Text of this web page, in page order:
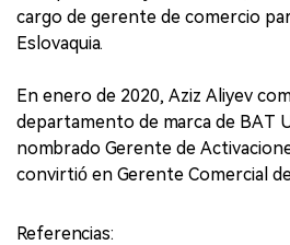
cargo de gerente de comercio
Eslovaquia.
En enero de 2020, Aziz Aliyev
departamento de marca de BAT
nombrado Gerente de
convirtió en Gerente Comercial
Referencias: